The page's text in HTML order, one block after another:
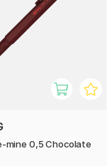
mine 0,5 Chocolate